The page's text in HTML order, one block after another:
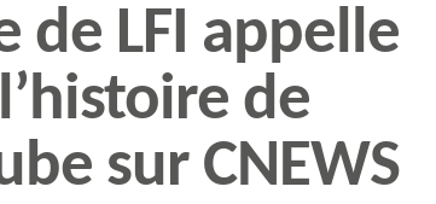
de LFI appelle
de
sur CNEWS